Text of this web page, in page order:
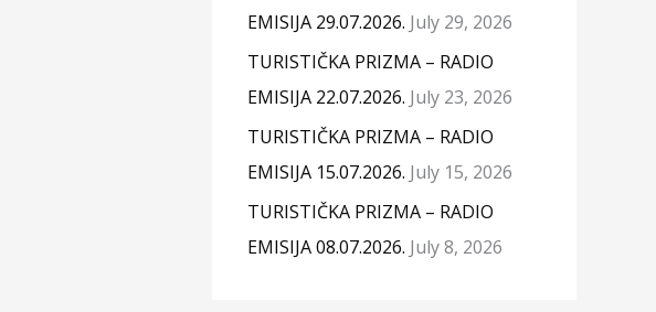
EMISIJA 29.07.2026. July 29, 2026
TURISTIČKA PRIZMA – RADIO
EMISIJA 22.07.2026. July 23, 2026
TURISTIČKA PRIZMA – RADIO
EMISIJA 15.07.2026. July 15, 2026
TURISTIČKA PRIZMA – RADIO
EMISIJA 08.07.2026. July 8, 2026